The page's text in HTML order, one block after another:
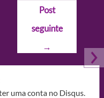
Post
seguinte
→
uma conta no Disqus.